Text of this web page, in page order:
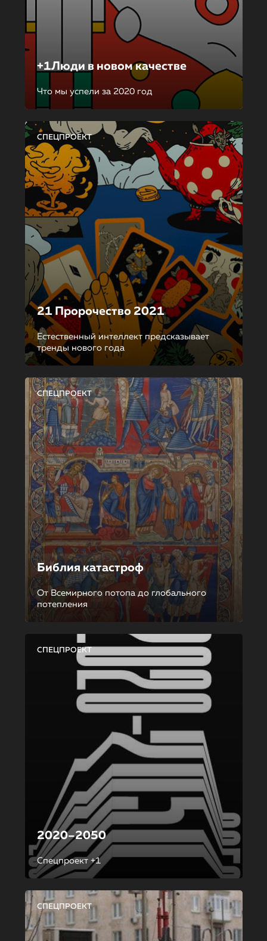
+1Люди в новом качестве
Что мы успели за 2020 год
СПЕЦПРОЕКТ
21 Пророчество 2021
Естественный интеллект предсказывает
тренды нового года
СПЕЦПРОЕКТ
Библия катастроф
От Всемирного потопа до глобального
потепления
СПЕЦПРОЕКТ
2020–2050
Спецпроект +1
СПЕЦПРОЕКТ